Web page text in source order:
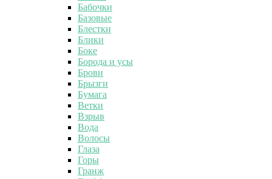
Бабочки
Базовые
Блестки
Блики
Боке
Борода и усы
Брови
Брызги
Бумага
Ветки
Взрыв
Вода
Волосы
Глаза
Горы
Гранж